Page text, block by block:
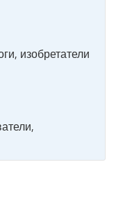
изобретатели